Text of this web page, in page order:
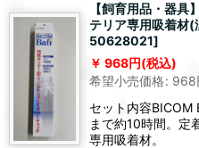
【飼育用品・器
テリア専用吸着材(
50628021]
968円(税込)
希望小売価格: 968
セット内容
まで約10時間。定
専用吸着材。